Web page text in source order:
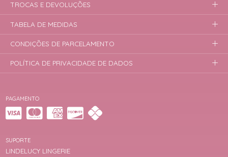
PAGAMENTO
SUPORTE
LINDELUCY LINGERIE
TROCAS E DEVOLUÇÕES
TABELA DE MEDIDAS
CONDIÇÕES DE PARCELAMENTO
POLÍTICA DE PRIVACIDADE DE DADOS